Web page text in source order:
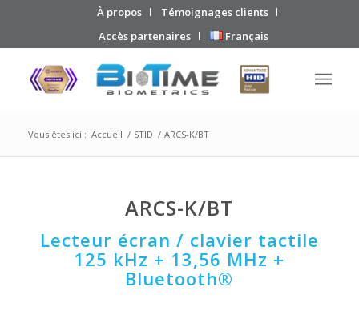
À propos
Témoignages clients
Accès partenaires
Français
Vous êtes ici : Accueil / STID / ARCS-K/BT
ARCS-K/BT
Lecteur écran / clavier tactile
125 kHz + 13,56 MHz +
Bluetooth®